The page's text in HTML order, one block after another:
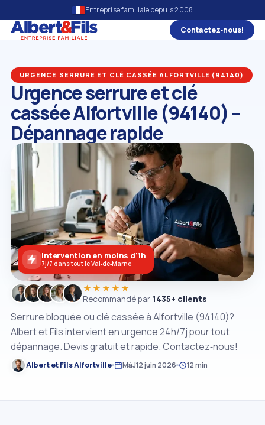
Entreprise familiale depuis 2008
Contactez‑nous!
URGENCE SERRURE ET CLÉ CASSÉE ALFORTVILLE (94140)
Urgence serrure et clé
cassée Alfortville (94140) –
Dépannage rapide
Serrure bloquée ou clé cassée à Alfortville (94140)?
Albert et Fils intervient en urgence 24h/7j pour tout
dépannage. Devis gratuit et rapide. Contactez‑nous!
Albert et Fils Alfortville MàJ12 juin 2026 12 min
★★★★★
Recommandé par 1435+ clients
Intervention en moins d'1h
7j/7 dans tout le Val‑de‑Marne